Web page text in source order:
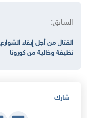
السابق:
القتال من أجل إبقاء الشوارع
نظيفة وخالية من كورونا
شارك